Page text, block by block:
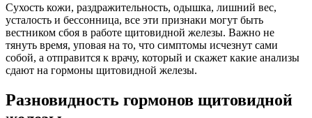
Сухость кожи, раздражительность, одышка, лишний вес,
усталость и бессонница, все эти признаки могут быть
вестником сбоя в работе щитовидной железы. Важно не
тянуть время, уповая на то, что симптомы исчезнут сами
собой, а отправится к врачу, который и скажет какие анализы
сдают на гормоны щитовидной железы.
Разновидность гормонов щитовидной